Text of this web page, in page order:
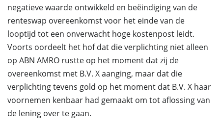
negatieve waarde ontwikkeld en beëindiging van de
renteswap overeenkomst voor het einde van de
looptijd tot een onverwacht hoge kostenpost leidt.
Voorts oordeelt het hof dat die verplichting niet alleen
op ABN AMRO rustte op het moment dat zij de
overeenkomst met B.V. X aanging, maar dat die
verplichting tevens gold op het moment dat B.V. X haar
voornemen kenbaar had gemaakt om tot aflossing van
de lening over te gaan.